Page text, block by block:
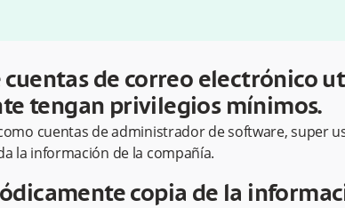
cuentas de correo electrónico
tengan privilegios mínimos.
cuentas de administrador de software, super
la información de la compañía.
copia de la